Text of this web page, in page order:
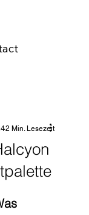
2 Min. Lesezeit